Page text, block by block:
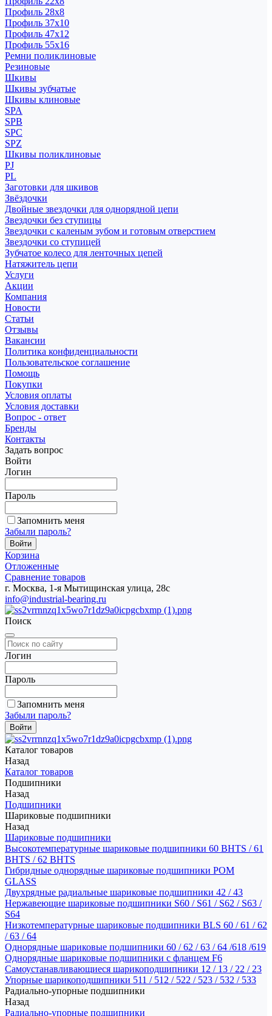
Профиль 28x8
Профиль 37x10
Профиль 47x12
Профиль 55x16
Ремни поликлиновые
Резиновые
Шкивы
Шкивы зубчатые
Шкивы клиновые
SPA
SPB
SPC
SPZ
Шкивы поликлиновые
PJ
PL
Заготовки для шкивов
Звёздочки
Двойные звездочки для однорядной цепи
Звездочки без ступицы
Звездочки с каленым зубом и готовым отверстием
Звездочки со ступицей
Зубчатое колесо для ленточных цепей
Натяжитель цепи
Услуги
Акции
Компания
Новости
Статьи
Отзывы
Вакансии
Политика конфиденциальности
Пользовательское соглашение
Помощь
Покупки
Условия оплаты
Условия доставки
Вопрос - ответ
Бренды
Контакты
Задать вопрос
Войти
Логин
Пароль
Запомнить меня
Забыли пароль?
Корзина
Отложенные
Сравнение товаров
г. Москва, 1-я Мытищинская улица, 28с
info@industrial-bearing.ru
Поиск
Логин
Пароль
Запомнить меня
Забыли пароль?
Каталог товаров
Назад
Каталог товаров
Подшипники
Назад
Подшипники
Шариковые подшипники
Назад
Шариковые подшипники
Высокотемпературные шариковые подшипники 60 BHTS / 61
BHTS / 62 BHTS
Гибридные однорядные шариковые подшипники POM
GLASS
Двухрядные радиальные шариковые подшипники 42 / 43
Нержавеющие шариковые подшипники S60 / S61 / S62 / S63 /
S64
Низкотемпературные шариковые подшипники BLS 60 / 61 / 62
/ 63 / 64
Однорядные шариковые подшипники 60 / 62 / 63 / 64 /618 /619
Однорядные шариковые подшипники с фланцем F6
Самоустанавливающиеся шарикоподшипники 12 / 13 / 22 / 23
Упорные шарикоподшипники 511 / 512 / 522 / 523 / 532 / 533
Радиально-упорные подшипники
Назад
Радиально-упорные подшипники